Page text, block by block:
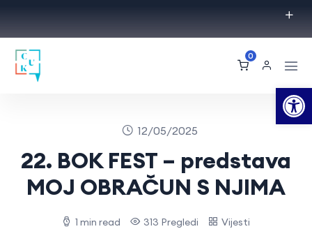
0
12/05/2025
22. BOK FEST – predstava
MOJ OBRAČUN S NJIMA
1 min read 313 Pregledi Vijesti